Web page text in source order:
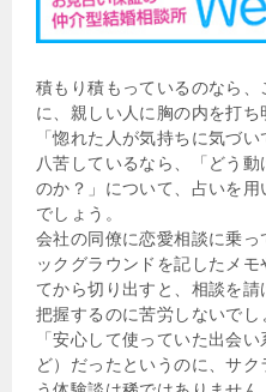
積もり積もっているのなら
に、親しい人に胸の内を打ち
「惚れた人が気持ちに気づ
八苦しているなら、「どう
のか？」について、占いを
でしょう。
会社の同僚に恋愛相談に乗
ックグラウンドを記したメ
てから切り出すと、相談を
把握するのに苦労しないでし
「安心して使っていた出会
ど）だったというのに、サ